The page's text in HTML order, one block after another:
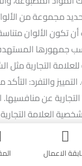
مجموعة من
أن تكون الألوان
جمهورها
التجارية مثل
والتفرد:
عن
العلامة التجارية
قابلة للتطوير
الهوية البصرية
الجمهور. التطور:
الاعمال